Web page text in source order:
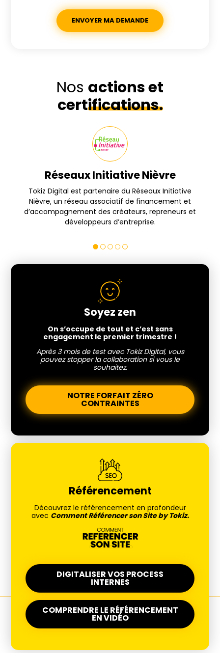
Nos actions et
certifications.
Réseaux Initiative Nièvre
Tokiz Digital est partenaire du Réseaux Initiative
Nièvre, un réseau associatif de financement et
d’accompagnement des créateurs, repreneurs et
développeurs d’entreprise.
Soyez zen
On s’occupe de tout et c’est sans
engagement le premier trimestre !
Après 3 mois de test avec Tokiz Digital, vous
pouvez stopper la collaboration si vous le
souhaitez.
NOTRE FORFAIT ZÉRO
CONTRAINTES
Référencement
Découvrez le référencement en profondeur
avec Comment Référencer son Site by Tokiz.
DIGITALISER VOS PROCESS
INTERNES
COMPRENDRE LE RÉFÉRENCEMENT
EN VIDÉO